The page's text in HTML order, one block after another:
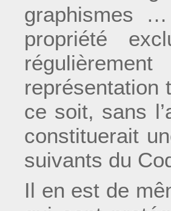
graphismes
propriété
représentation
ce soit, sans
constituerait
suivants du
Il en est de